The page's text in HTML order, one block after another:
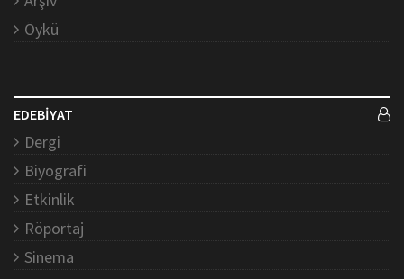
Öykü
EDEBİYAT
Dergi
Biyografi
Etkinlik
Röportaj
Sinema